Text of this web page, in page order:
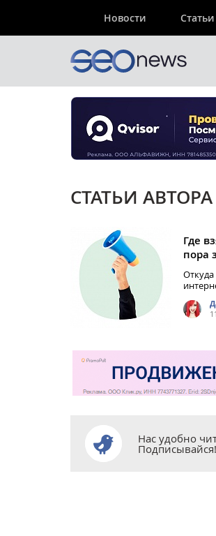
Новости Статьи
СТАТЬИ
Где
пора
Нас удобно
Подписывайся!